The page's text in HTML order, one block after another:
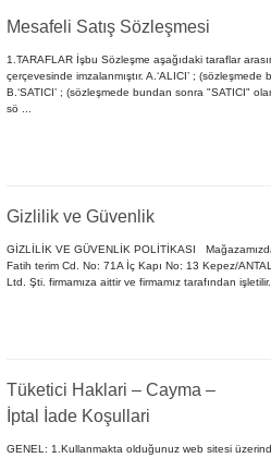
Mesafeli Satış Sözleşmesi
1.TARAFLAR İşbu Sözleşme aşağıdaki taraflar
çerçevesinde imzalanmıştır. A.‘ALICI’ ;
B.‘SATICI’ ; (sözleşmede bundan sonra "SATICI"
sö ...
Gizlilik ve Güvenlik
GİZLİLİK VE GÜVENLİK POLİTİKASI
Fatih terim Cd. No: 71A İç Kapı No: 13 Kepez/
Ltd. Şti. firmamıza aittir ve firmamız tarafından
Tüketici Haklari – Cayma –
İptal İade Koşullari
GENEL: 1.Kullanmakta olduğunuz web sitesi